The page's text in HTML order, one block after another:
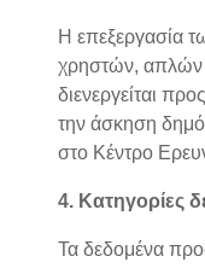
Η επεξεργασία
χρηστών, απλών
διενεργείται
την άσκηση
στο Κέντρο
4. Κατηγορίες
Τα δεδομένα